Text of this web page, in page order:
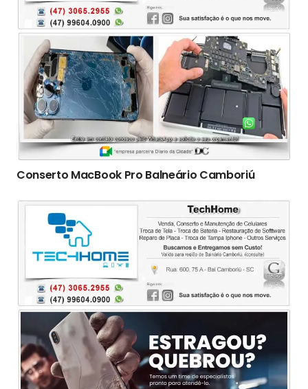
Conserto ‎MacBook Pro Balneário Camboriú